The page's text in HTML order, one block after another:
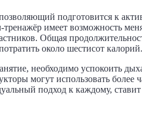
подготовится к
имеет возможность
Общая
около шестисот
необходимо успокоить
могут использовать более
подход к каждому,